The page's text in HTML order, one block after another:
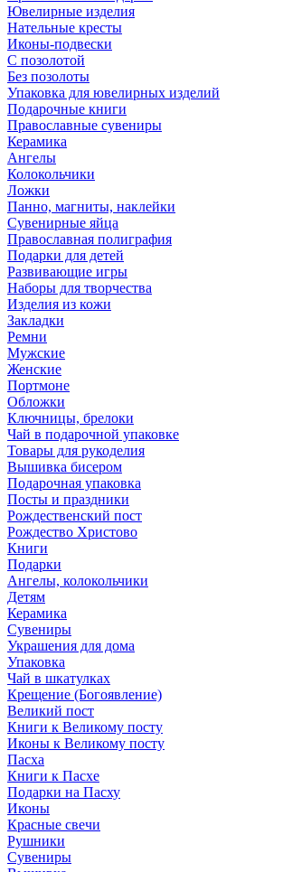
Ювелирные изделия
Нательные кресты
Иконы-подвески
С позолотой
Без позолоты
Упаковка для ювелирных изделий
Подарочные книги
Православные сувениры
Керамика
Ангелы
Колокольчики
Ложки
Панно, магниты, наклейки
Сувенирные яйца
Православная полиграфия
Подарки для детей
Развивающие игры
Наборы для творчества
Изделия из кожи
Закладки
Ремни
Мужские
Женские
Портмоне
Обложки
Ключницы, брелоки
Чай в подарочной упаковке
Товары для рукоделия
Вышивка бисером
Подарочная упаковка
Посты и праздники
Рождественский пост
Рождество Христово
Книги
Подарки
Ангелы, колокольчики
Детям
Керамика
Сувениры
Украшения для дома
Упаковка
Чай в шкатулках
Крещение (Богоявление)
Великий пост
Книги к Великому посту
Иконы к Великому посту
Пасха
Книги к Пасхе
Подарки на Пасху
Иконы
Красные свечи
Рушники
Сувениры